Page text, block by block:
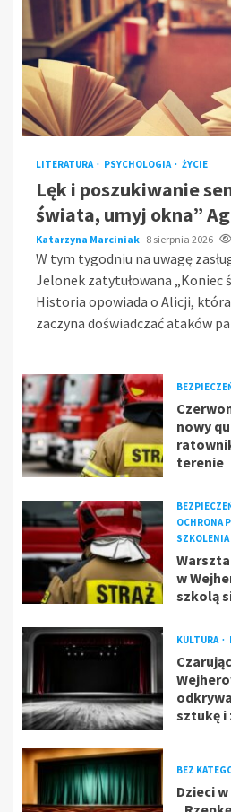
LITERATURA PSYCHOLOGIA ŻYCIE
Lęk i poszukiwanie
świata, umyj okna”
Katarzyna Marciniak 8 sierpnia 2026
W tym tygodniu na uwagę
Jelonek zatytułowana „Koniec
Historia opowiada o Alicji,
zaczyna doświadczać ataków
nowy
terenie
OCHRONA
SZKOLENIA
w
szkolą
KULTURA
sztukę i
BEZ
Dzieci